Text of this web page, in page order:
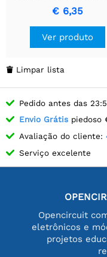
e texto "não vai
€ 6,35
Ver produto
 Limpar lista
Pedido antes das
Envio Grátis piedoso
Avaliação do cliente:
Serviço excelente
Opencircuit
eletrônicos e
projetos